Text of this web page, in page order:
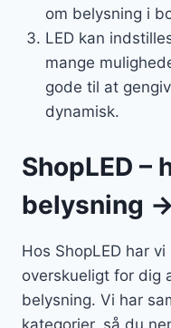
om belysning i
LED kan
mange
gode til at
dynamisk.
ShopLED –
belysning
Hos ShopLED har
overskueligt for dig
belysning. Vi har
kategorier, så du